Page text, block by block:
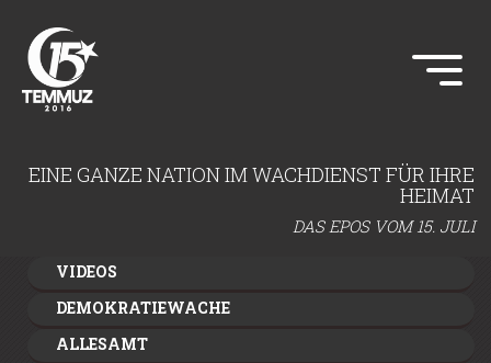
EINE GANZE NATION IM WACHDIENST FÜR IHRE
HEIMAT
DAS EPOS VOM 15. JULI
VIDEOS
DEMOKRATIEWACHE
ALLESAMT